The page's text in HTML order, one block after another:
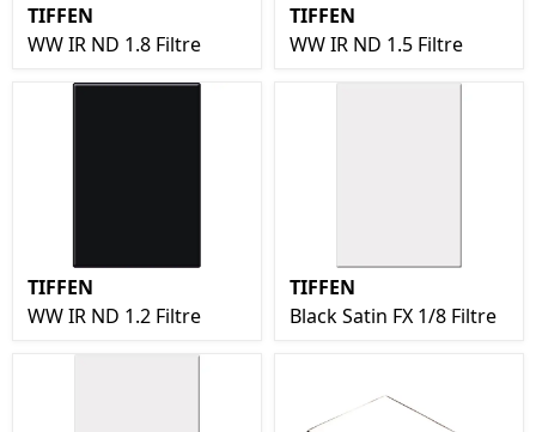
TIFFEN
WW IR ND 1.8 Filtre
TIFFEN
WW IR ND 1.5 Filtre
TIFFEN
WW IR ND 1.2 Filtre
TIFFEN
Black Satin FX 1/8 Filtre